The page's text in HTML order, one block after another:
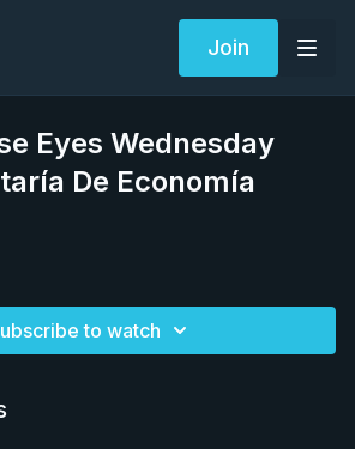
Join
Eyes Wednesday
De Economía
to watch